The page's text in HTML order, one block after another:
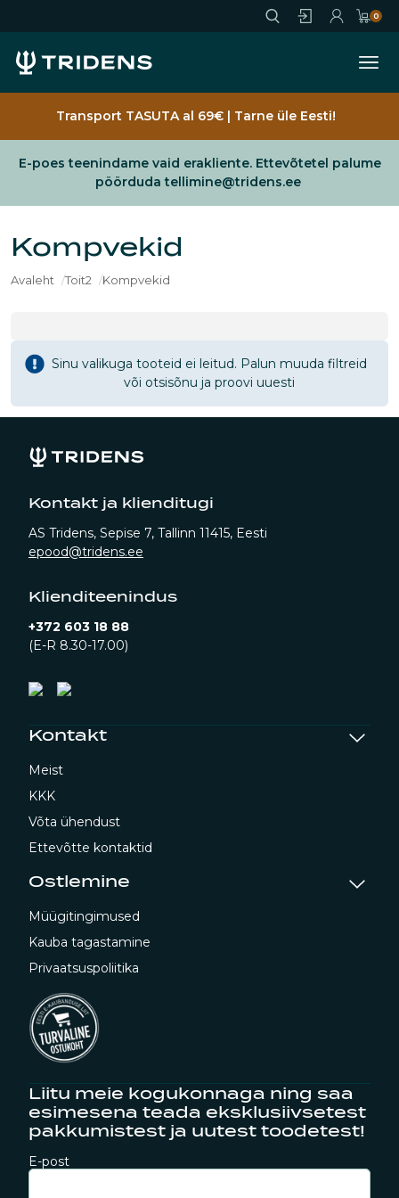
Ava Sisene Registreeru Ostukorv
0
Transport TASUTA al 69€ | Tarne üle Eesti!
E-poes teenindame vaid erakliente. Ettevõtetel palume
pöörduda tellimine@tridens.ee
Kompvekid
Avaleht Toit2 Kompvekid
Sinu valikuga tooteid ei leitud. Palun muuda filtreid
või otsisõnu ja proovi uuesti
Kontakt ja klienditugi
AS Tridens, Sepise 7, Tallinn 11415, Eesti
epood@tridens.ee
Klienditeenindus
+372 603 18 88
(E-R 8.30-17.00)
Kontakt
Meist
KKK
Võta ühendust
Ettevõtte kontaktid
Ostlemine
Müügitingimused
Kauba tagastamine
Privaatsuspoliitika
Liitu meie kogukonnaga ning saa
esimesena teada eksklusiivsetest
pakkumistest ja uutest toodetest!
E-post